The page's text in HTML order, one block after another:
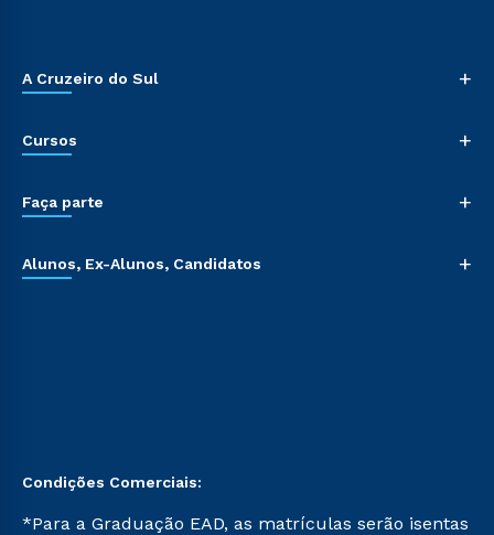
A Cruzeiro do Sul +
Cursos +
Faça parte +
Alunos, Ex-Alunos, Candidatos +
Condições Comerciais:
*Para a Graduação EAD, as matrículas serão isentas